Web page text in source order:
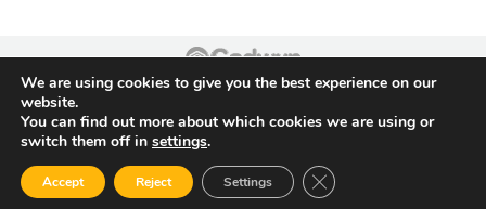
Footer
We are using cookies to give you the best experience on our
website.
You can find out more about which cookies we are using or
switch them off in settings.
Accept Reject Settings Close GDPR Cookie